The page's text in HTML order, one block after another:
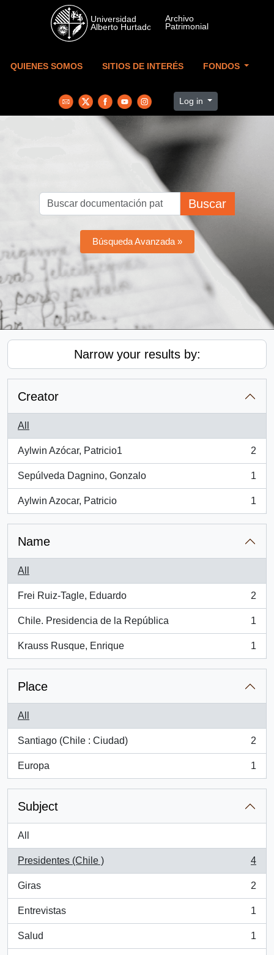
Skip to main content
QUIENES SOMOS SITIOS DE INTERÉS FONDOS
Log in
Buscar
Búsqueda Avanzada »
Narrow your results by:
Creator
All
Aylwin Azócar, Patricio1
, 2 results
2
Sepúlveda Dagnino, Gonzalo
, 1 results
1
Aylwin Azocar, Patricio
, 1 results
1
Name
All
Frei Ruiz-Tagle, Eduardo
, 2 results
2
Chile. Presidencia de la República
, 1 results
1
Krauss Rusque, Enrique
, 1 results
1
Place
All
Santiago (Chile : Ciudad)
, 2 results
2
Europa
, 1 results
1
Subject
All
Presidentes (Chile )
, 4 results
4
Giras
, 2 results
2
Entrevistas
, 1 results
1
Salud
, 1 results
1